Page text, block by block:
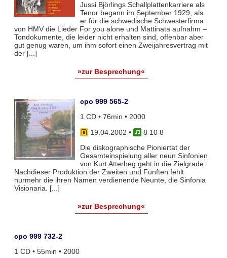
Jussi Björlings Schallplattenkarriere als
Tenor begann im September 1929, als
er für die schwedische Schwesterfirma
von HMV die Lieder For you alone und Mattinata aufnahm –
Tondokumente, die leider nicht erhalten sind, offenbar aber
gut genug waren, um ihm sofort einen Zweijahresvertrag mit
der [...]
»zur Besprechung«
cpo 999 565-2
1 CD • 76min • 2000
19.04.2002 •
8 10 8
Die diskographische Pioniertat der
Gesamteinspielung aller neun Sinfonien
von Kurt Atterbeg geht in die Zielgrade:
Nachdieser Produktion der Zweiten und Fünften fehlt
nurmehr die ihren Namen verdienende Neunte, die Sinfonia
Visionaria. [...]
»zur Besprechung«
cpo 999 732-2
1 CD • 55min • 2000